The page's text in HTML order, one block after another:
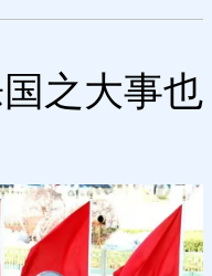
国之大事也